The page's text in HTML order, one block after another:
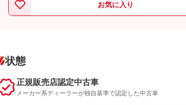
お気に入り
状態
正規販売店認定中古車
メーカー系ディーラーが独自基準で認定した中古車